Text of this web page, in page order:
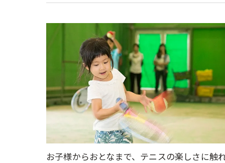
お子様からおとなまで、テニスの楽しさに触